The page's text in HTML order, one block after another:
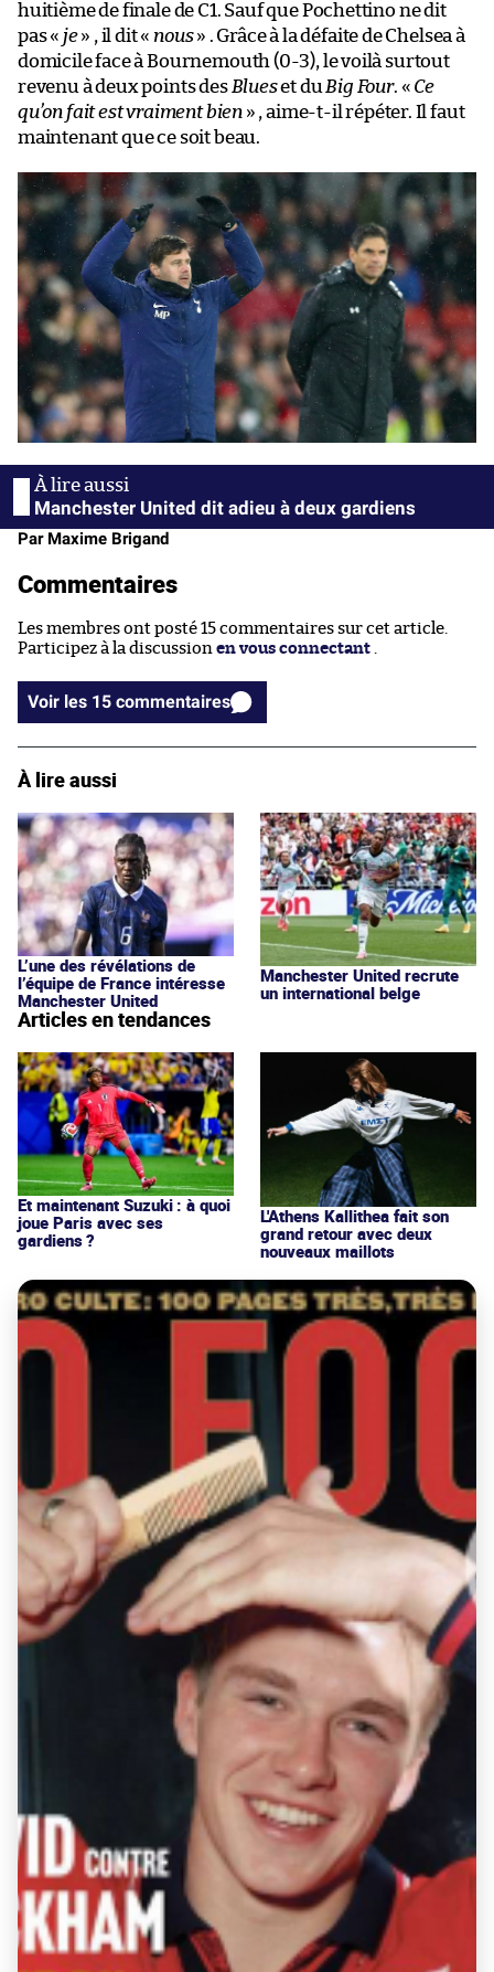
huitième de finale de C1. Sauf que Pochettino ne dit
pas « je» , il dit « nous» . Grâce à la défaite de Chelsea à
domicile face à Bournemouth (0-3), le voilà surtout
revenu à deux points des Blueset du Big Four. « Ce
qu’on fait est vraiment bien» , aime-t-il répéter. Il faut
maintenant que ce soit beau.
Manchester United dit adieu à deux gardiens
Par Maxime Brigand
Commentaires
Les membres ont posté 15 commentaires sur cet article.
Participez à la discussion en vous connectant
Voir les 15 commentaires
À lire aussi
L’une des révélations de
l’équipe de France intéresse
Manchester United
Manchester United recrute
un international belge
Articles en tendances
Et maintenant Suzuki : à quoi
joue Paris avec ses
gardiens ?
L'Athens Kallithea fait son
grand retour avec deux
nouveaux maillots